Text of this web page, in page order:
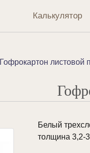
Калькулятор
Гофрокартон листовой
Белый
толщина 3,2-